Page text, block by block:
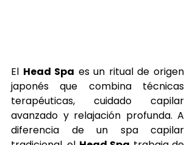
El Head Spa es un ritual de origen
japonés que combina técnicas
terapéuticas, cuidado capilar
avanzado y relajación profunda. A
diferencia de un spa capilar